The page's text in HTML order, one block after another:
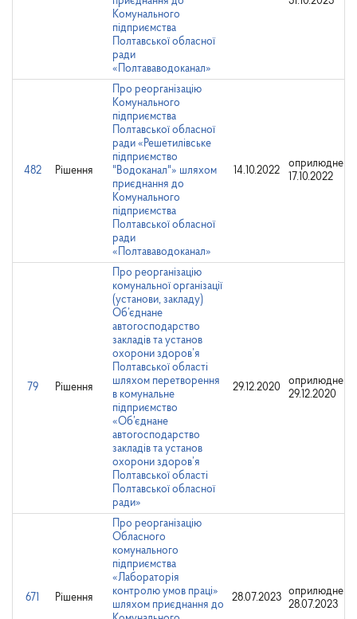
Комунального
підприємства
Полтавської обласної
ради
«Полтававодоканал»
482 Рішення
Про реорганізацію
Комунального
підприємства
Полтавської обласної
ради «Решетилівське
підприємство
"Водоканал"» шляхом
приєднання до
Комунального
підприємства
Полтавської обласної
ради
«Полтававодоканал»
14.10.2022
оприлюднено:
17.10.2022
79 Рішення
Про реорганізацію
комунальної організації
(установи, закладу)
Об’єднане
автогосподарство
закладів та установ
охорони здоров’я
Полтавської області
шляхом перетворення
в комунальне
підприємство
«Об’єднане
автогосподарство
закладів та установ
охорони здоров’я
Полтавської області
Полтавської обласної
ради»
29.12.2020
оприлюднено:
29.12.2020
671 Рішення
Про реорганізацію
Обласного
комунального
підприємства
«Лабораторія
контролю умов праці»
шляхом приєднання до
28.07.2023
оприлюднено:
28.07.2023